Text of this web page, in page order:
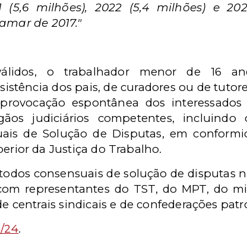
(5,6 milhões), 2022 (5,4 milhões) e
de 2017."
o trabalhador menor de 16
dos pais, de curadores ou de
espontânea dos
judiciários competentes,
de Solução de Disputas, em
da Justiça do Trabalho.
consensuais de solução de disputas
representantes do TST, do MPT, do
centrais sindicais e de confederações
24.